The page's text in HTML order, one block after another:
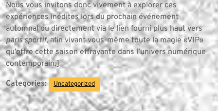
Nous vous invitons donc vivement à explorer ces
expériences inédites lors du prochain événement
automnal ou directement via le lien fourni plus haut vers
paris sportif, afin vivant vous-même toute la magie «VIP»
qu’offre cette saison effrayante dans l’univers numérique
contemporain.]
Categories: Uncategorized